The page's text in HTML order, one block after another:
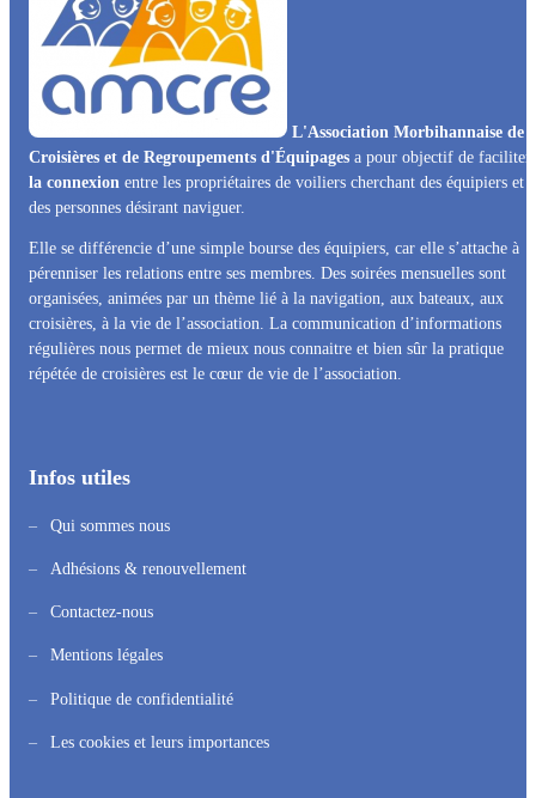
L'Association Morbihannaise de
Croisières et de Regroupements d'Équipages a pour objectif de faciliter
la connexion entre les propriétaires de voiliers cherchant des équipiers et
des personnes désirant naviguer.
Elle se différencie d’une simple bourse des équipiers, car elle s’attache à
pérenniser les relations entre ses membres. Des soirées mensuelles sont
organisées, animées par un thème lié à la navigation, aux bateaux, aux
croisières, à la vie de l’association. La communication d’informations
régulières nous permet de mieux nous connaitre et bien sûr la pratique
répétée de croisières est le cœur de vie de l’association.
Infos utiles
Qui sommes nous
Adhésions & renouvellement
Contactez-nous
Mentions légales
Politique de confidentialité
Les cookies et leurs importances